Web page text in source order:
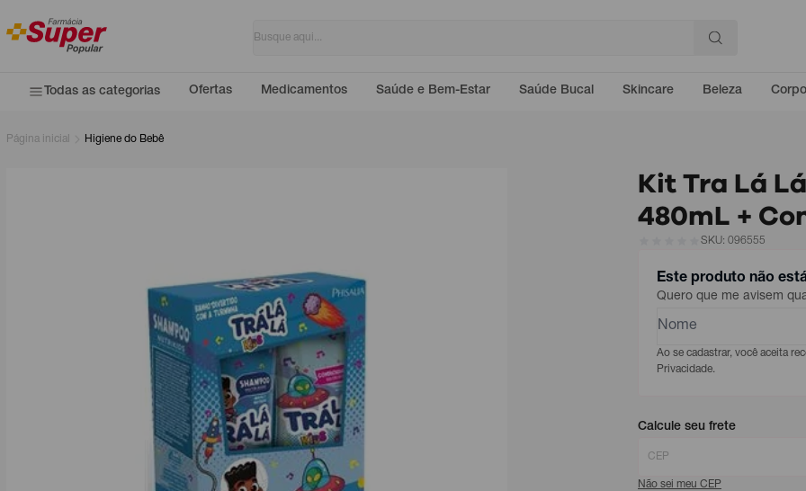
Todas as categorias Ofertas Medicamentos Saúde e Bem-Estar Saúde Bucal Skincare Beleza Corpo
Página inicial Higiene do Bebê
Kit Tra Lá
480mL +
SKU: 096555
Este produto não
Quero que me avisem
Ao se cadastrar, você aceita
Privacidade.
Calcule seu frete
Não sei meu CEP